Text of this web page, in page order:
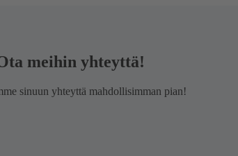
meihin yhteyttä!
sinuun yhteyttä mahdollisimman pian!